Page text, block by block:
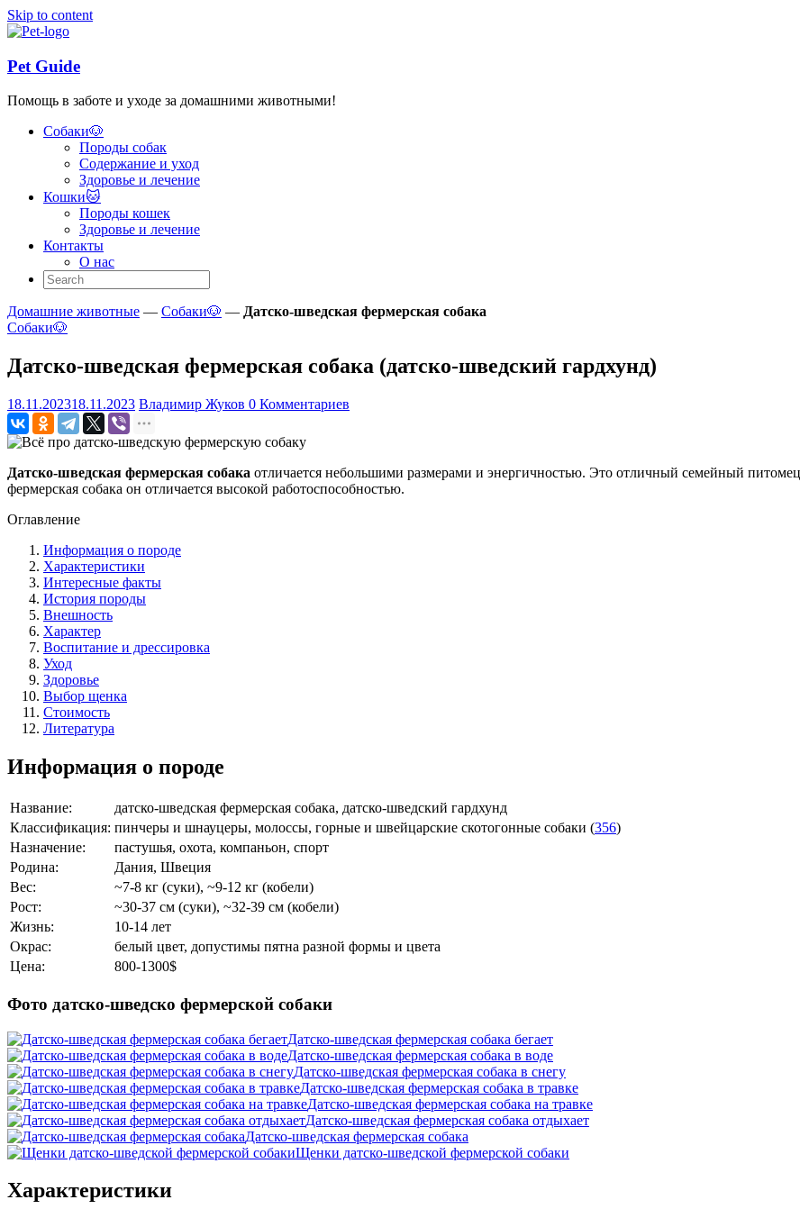
Skip to content
Pet Guide
Помощь в заботе и уходе за домашними животными!
Собаки🐶
Породы собак
Содержание и уход
Здоровье и лечение
Кошки🐱
Породы кошек
Здоровье и лечение
Контакты
О нас
Домашние животные — Собаки🐶 — Датско-шведская фермерская собака
Собаки🐶
Датско-шведская фермерская собака (датско-шведский гардхунд)
18.11.202318.11.2023 Владимир Жуков 0 Комментариев
Датско-шведская фермерская собака отличается небольшими размерами и энергичностью. Это отличный семейный
фермерская собака он отличается высокой работоспособностью.
Оглавление
Информация о породе
Характеристики
Интересные факты
История породы
Внешность
Характер
Воспитание и дрессировка
Уход
Здоровье
Выбор щенка
Стоимость
Литература
Информация о породе
Название:
датско-шведская фермерская собака, датско-шведский гардхунд
Классификация: пинчеры и шнауцеры, молоссы, горные и швейцарские скотогонные собаки (356)
Назначение:
пастушья, охота, компаньон, спорт
Родина:
Дания, Швеция
Вес:
~7-8 кг (суки), ~9-12 кг (кобели)
Рост:
~30-37 см (суки), ~32-39 см (кобели)
Жизнь:
10-14 лет
Окрас:
белый цвет, допустимы пятна разной формы и цвета
Цена:
800-1300$
Фото датско-шведско фермерской собаки
Датско-шведская фермерская собака бегает
Датско-шведская фермерская собака в воде
Датско-шведская фермерская собака в снегу
Датско-шведская фермерская собака в травке
Датско-шведская фермерская собака на травке
Датско-шведская фермерская собака отдыхает
Датско-шведская фермерская собака
Щенки датско-шведской фермерской собаки
Характеристики